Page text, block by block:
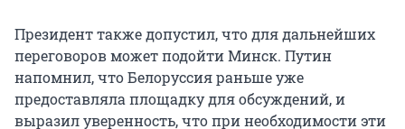
Президент также допустил, что для дальнейших
переговоров может подойти Минск. Путин
напомнил, что Белоруссия раньше уже
предоставляла площадку для обсуждений, и
выразил уверенность, что при необходимости эти